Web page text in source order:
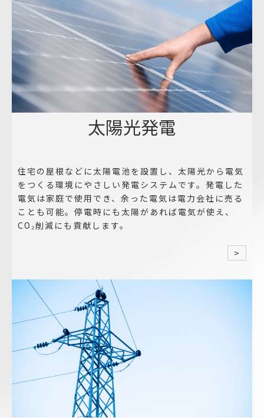
太陽光発電
住宅の屋根などに太陽電池を設置し、太陽光から電気
をつくる環境にやさしい発電システムです。発電した
電気は家庭で使用でき、余った電気は電力会社に売る
ことも可能。停電時にも太陽があれば電気が使え、
CO₂削減にも貢献します。
>